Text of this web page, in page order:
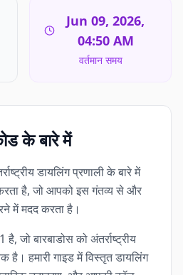
Jun 09, 2026,
04:50 AM
वर्तमान समय
के बारे में
डायलिंग प्रणाली के बारे में
है, जो आपको इस गंतव्य से और
में मदद करता है।
जो बारबाडोस को अंतर्राष्ट्रीय
हमारी गाइड में विस्तृत डायलिंग